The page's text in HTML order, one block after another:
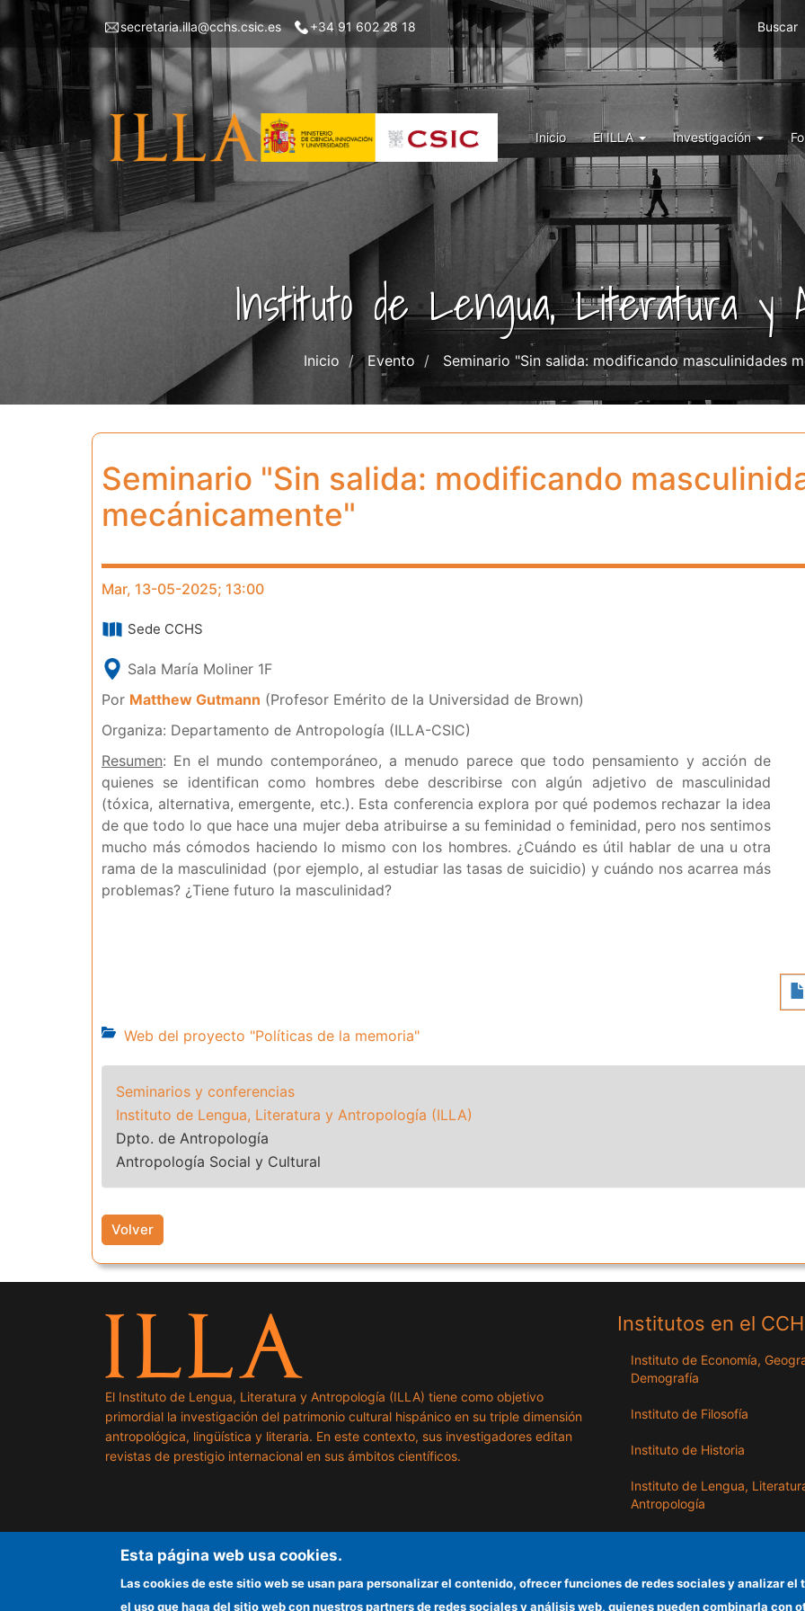
Pasar
contenido
principal
Menu
left
ILLA
secretaria.illa@cchs.csic.es +34 91 602 28 18
Menu
right
ILLA
Buscar
Inicio El ILLA Investigación
Instituto de Lengua, Literatura y
Inicio Evento Seminario "Sin salida: modificando masculinidades
Seminario "Sin salida: modificando
mecánicamente"
Mar, 13-05-2025; 13:00
Sede CCHS
Sala María Moliner 1F
Por Matthew Gutmann (Profesor Emérito de la Universidad de Brown)
Organiza: Departamento de Antropología (ILLA-CSIC)
Resumen: En el mundo contemporáneo, a menudo parece que todo pensamiento y acción de
quienes se identifican como hombres debe describirse con algún adjetivo de masculinidad
(tóxica, alternativa, emergente, etc.). Esta conferencia explora por qué podemos rechazar la idea
de que todo lo que hace una mujer deba atribuirse a su feminidad o feminidad, pero nos sentimos
mucho más cómodos haciendo lo mismo con los hombres. ¿Cuándo es útil hablar de una u otra
rama de la masculinidad (por ejemplo, al estudiar las tasas de suicidio) y cuándo nos acarrea más
problemas? ¿Tiene futuro la masculinidad?
Web del proyecto "Políticas de la memoria"
Seminarios y conferencias
Instituto de Lengua, Literatura y Antropología (ILLA)
Dpto. de Antropología
Antropología Social y Cultural
Volver
El Instituto de Lengua, Literatura y Antropología (ILLA) tiene como objetivo
primordial la investigación del patrimonio cultural hispánico en su triple dimensión
antropológica, lingüística y literaria. En este contexto, sus investigadores editan
revistas de prestigio internacional en sus ámbitos científicos.
Institutos en el
Instituto de Economía,
Demografía
Instituto de Filosofía
Instituto de Historia
Instituto de Lengua,
Antropología
Próximo
Esta página web usa cookies.
Las cookies de este sitio web se usan para personalizar el contenido, ofrecer funciones de redes sociales y analizar
el uso que haga del sitio web con nuestros partners de redes sociales y análisis web, quienes pueden combinarla con